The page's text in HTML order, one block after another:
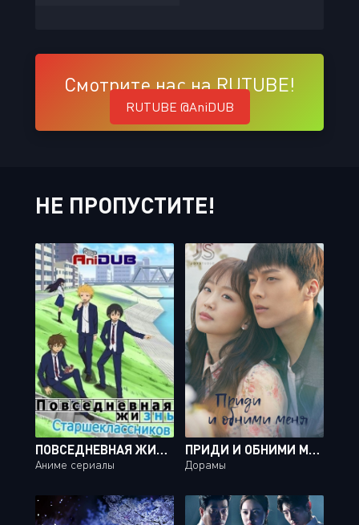
Смотрите нас на RUTUBE!
RUTUBE @AniDUB
НЕ ПРОПУСТИТЕ!
ПОВСЕДНЕВНАЯ ЖИЗНЬ СТАРШЕКЛАССНИКОВ / DANSHI KOUKOUSEI NO NICHIJOU [12 ИЗ 12 + 6 SP]
Аниме сериалы
ПРИДИ И ОБНИМИ МЕНЯ / COME AND HUG ME [20 ИЗ 32]
Дорамы